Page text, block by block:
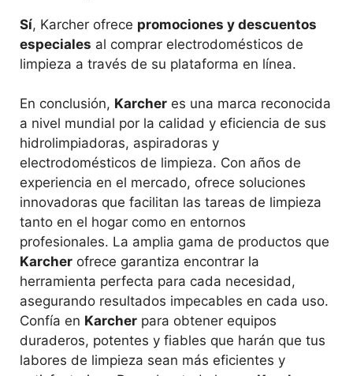
Sí, Karcher ofrece promociones y descuentos
especiales al comprar electrodomésticos de
limpieza a través de su plataforma en línea.
En conclusión, Karcher es una marca reconocida
a nivel mundial por la calidad y eficiencia de sus
hidrolimpiadoras, aspiradoras y
electrodomésticos de limpieza. Con años de
experiencia en el mercado, ofrece soluciones
innovadoras que facilitan las tareas de limpieza
tanto en el hogar como en entornos
profesionales. La amplia gama de productos que
Karcher ofrece garantiza encontrar la
herramienta perfecta para cada necesidad,
asegurando resultados impecables en cada uso.
Confía en Karcher para obtener equipos
duraderos, potentes y fiables que harán que tus
labores de limpieza sean más eficientes y